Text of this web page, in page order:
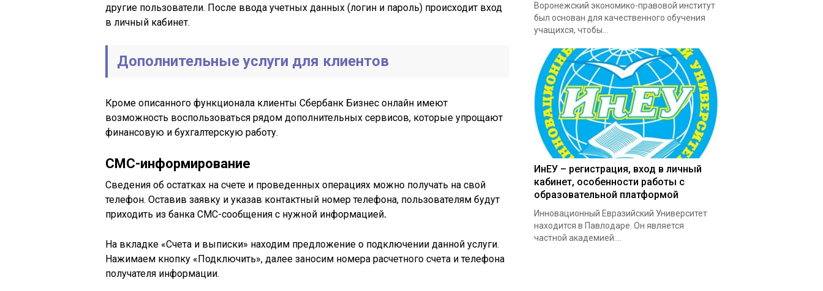
другие пользователи. После ввода учетных данных (логин и пароль) происходит вход
в личный кабинет.
Дополнительные услуги для клиентов
Кроме описанного функционала клиенты Сбербанк Бизнес онлайн имеют
возможность воспользоваться рядом дополнительных сервисов, которые упрощают
финансовую и бухгалтерскую работу.
СМС-информирование
Сведения об остатках на счете и проведенных операциях можно получать на свой
телефон. Оставив заявку и указав контактный номер телефона, пользователям будут
приходить из банка СМС-сообщения с нужной информацией.
На вкладке «Счета и выписки» находим предложение о подключении данной услуги.
Нажимаем кнопку «Подключить», далее заносим номера расчетного счета и телефона
получателя информации.
Воронежский экономико-правовой институт
был основан для качественного обучения
учащихся, чтобы...
ИнЕУ – регистрация, вход в личный
кабинет, особенности работы с
образовательной платформой
Инновационный Евразийский Университет
находится в Павлодаре. Он является
частной академией....